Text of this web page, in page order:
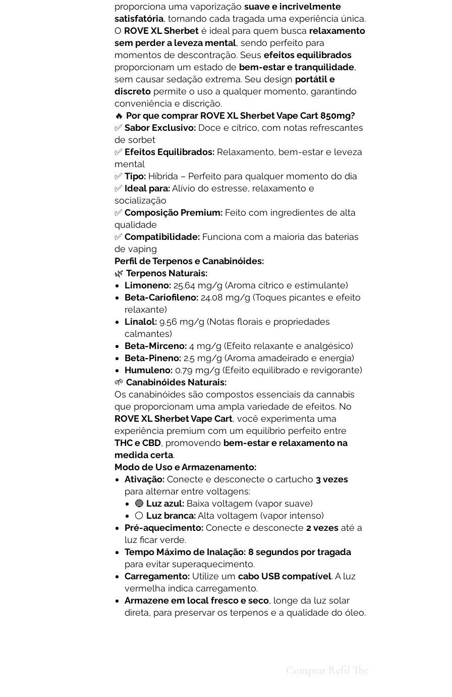
proporciona uma vaporização suave e incrivelmente
satisfatória, tornando cada tragada uma experiência única.
O ROVE XL Sherbet é ideal para quem busca relaxamento
sem perder a leveza mental, sendo perfeito para
momentos de descontração. Seus efeitos equilibrados
proporcionam um estado de bem-estar e tranquilidade,
sem causar sedação extrema. Seu design portátil e
discreto permite o uso a qualquer momento, garantindo
conveniência e discrição.
🔥 Por que comprar ROVE XL Sherbet Vape Cart 850mg?
✅ Sabor Exclusivo: Doce e cítrico, com notas refrescantes
de sorbet
✅ Efeitos Equilibrados: Relaxamento, bem-estar e leveza
mental
✅ Tipo: Híbrida – Perfeito para qualquer momento do dia
✅ Ideal para:Alívio do estresse, relaxamento e
socialização
✅ Composição Premium: Feito com ingredientes de alta
qualidade
✅ Compatibilidade: Funciona com a maioria das baterias
de vaping
Perfil de Terpenos e Canabinóides:
🌿 Terpenos Naturais:
Limoneno: 25.64 mg/g (Aroma cítrico e estimulante)
Beta-Cariofileno: 24.08 mg/g (Toques picantes e efeito
relaxante)
Linalol: 9.56 mg/g (Notas florais e propriedades
calmantes)
Beta-Mirceno: 4 mg/g (Efeito relaxante e analgésico)
Beta-Pineno: 2.5 mg/g (Aroma amadeirado e energia)
Humuleno: 0.79 mg/g (Efeito equilibrado e revigorante)
🌱 Canabinóides Naturais:
Os canabinóides são compostos essenciais da cannabis
que proporcionam uma ampla variedade de efeitos. No
ROVE XL Sherbet Vape Cart, você experimenta uma
experiência premium com um equilíbrio perfeito entre
THC e CBD, promovendo bem-estar e relaxamento na
medida certa.
Modo de Uso e Armazenamento:
Ativação: Conecte e desconecte o cartucho 3 vezes
para alternar entre voltagens:
🔵 Luz azul: Baixa voltagem (vapor suave)
⚪ Luz branca:Alta voltagem (vapor intenso)
Pré-aquecimento: Conecte e desconecte 2 vezes até a
luz ficar verde.
Tempo Máximo de Inalação: 8 segundos por tragada
para evitar superaquecimento.
Carregamento: Utilize um cabo USB compatível. A luz
vermelha indica carregamento.
Armazene em local fresco e seco, longe da luz solar
direta, para preservar os terpenos e a qualidade do óleo.
Comprar Refil Thc